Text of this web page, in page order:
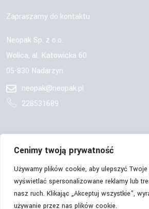
Cenimy twoją prywatność
Używamy plików cookie, aby ulepszyć Twoje
wyświetlać spersonalizowane reklamy lub
nasz ruch. Klikając „Akceptuj wszystkie”,
używanie przez nas plików cookie.
Zapraszamy do kontaktu
Neopak Sp. z o.o.
Wolica, al. Katowicka 60
05-830 Nadarzyn
neopak@neopak.pl
228531689
OBSERWUJ NAS: